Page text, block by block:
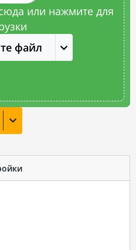
или нажмите для
файл